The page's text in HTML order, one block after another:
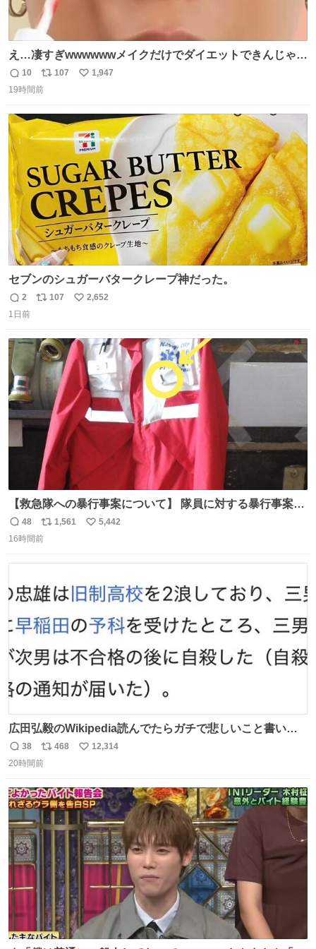
え…凄すぎwwwwwwメイクだけでダイエットできんじゃん
😭
返
信
10
リ
ポ
ト
数
107
い
数
1,947
19時間前
セブンのシュガーバタークレープ神だった。
返
信
2
リ
ト
数
107
い
数
2,652
1日前
【救急隊への暴行事案について】 隊員に対する暴行事案
が、令和7年度の6件に対し、令和8年度は現在既に4件発生
しています。 特に、この4日間で救急隊員に対する暴行事
応していきます。
返
信
48
リ
ポ
数
1,561
い
5,442
16時間前
広田弘毅のWikipedia読んでたらガチで悲しいこと書いて
あって辛い
返
信
38
リ
ポ
ト
数
468
い
数
12,314
20時間前